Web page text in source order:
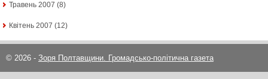
Травень 2007 (8)
Квітень 2007 (12)
© 2026 - Зоря Полтавщини. Громадсько-політична газета